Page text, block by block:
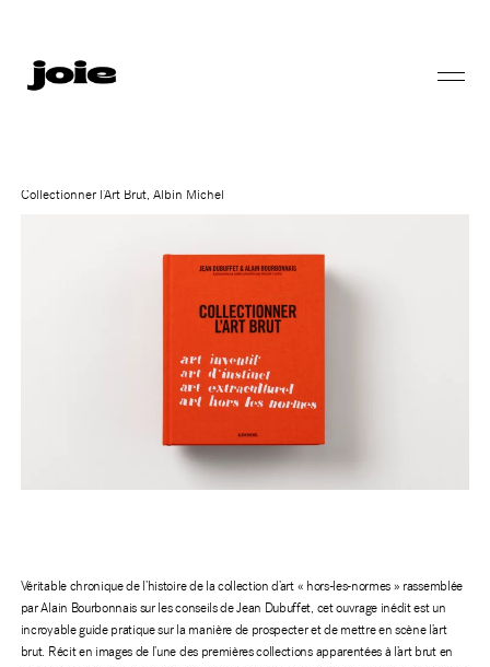
Collectionner l’Art Brut, Albin Michel
Véritable chronique de l’histoire de la collection d’art « hors-les-normes » rassemblée
par Alain Bourbonnais sur les conseils de Jean Dubuffet, cet ouvrage inédit est un
incroyable guide pratique sur la manière de prospecter et de mettre en scène l’art
brut. Récit en images de l’une des premières collections apparentées à l’art brut en